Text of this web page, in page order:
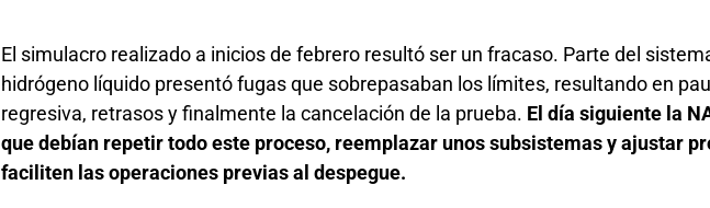
El simulacro realizado a inicios de febrero resultó ser un fracaso. Parte del
hidrógeno líquido presentó fugas que sobrepasaban los límites, resultando en
regresiva, retrasos y finalmente la cancelación de la prueba. El día siguiente la
que debían repetir todo este proceso, reemplazar unos subsistemas y ajustar
faciliten las operaciones previas al despegue.